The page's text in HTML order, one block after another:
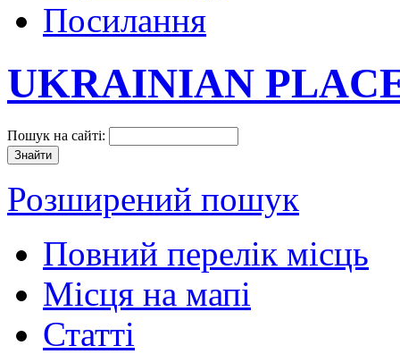
Посилання
UKRAINIAN
Пошук на сайті:
Розширений пошук
Повний перелік місць
Місця на мапі
Статті